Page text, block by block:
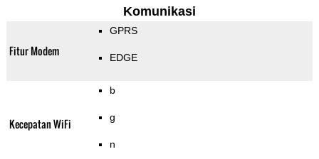
Komunikasi
Fitur Modem
GPRS
EDGE
Kecepatan WiFi
b
g
n